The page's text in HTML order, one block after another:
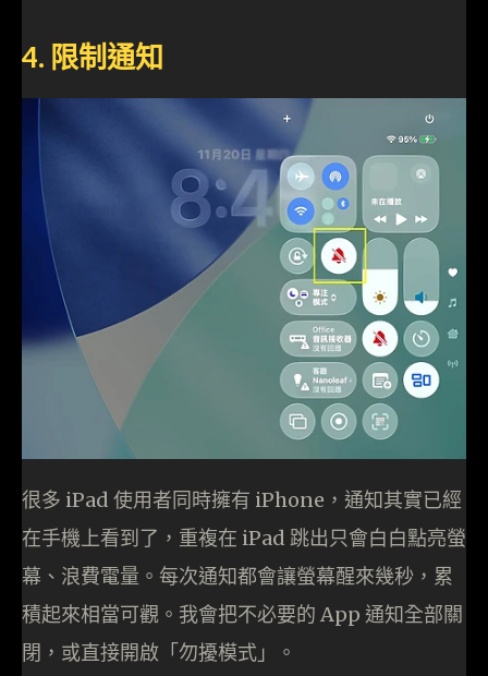
4. 限制通知
很多 iPad 使用者同時擁有 iPhone，通知其實已經
在手機上看到了，重複在 iPad 跳出只會白白點亮螢
幕、浪費電量。每次通知都會讓螢幕醒來幾秒，累
積起來相當可觀。我會把不必要的 App 通知全部關
閉，或直接開啟「勿擾模式」。